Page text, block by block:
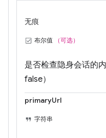
无痕
布尔值 （可选）
是否检查隐身会话的
false）
primaryUrl
字符串